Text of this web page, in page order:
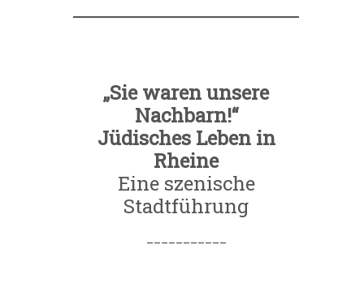
„Sie waren unsere
Nachbarn!“
Jüdisches Leben in
Rheine
Eine szenische
Stadtführung